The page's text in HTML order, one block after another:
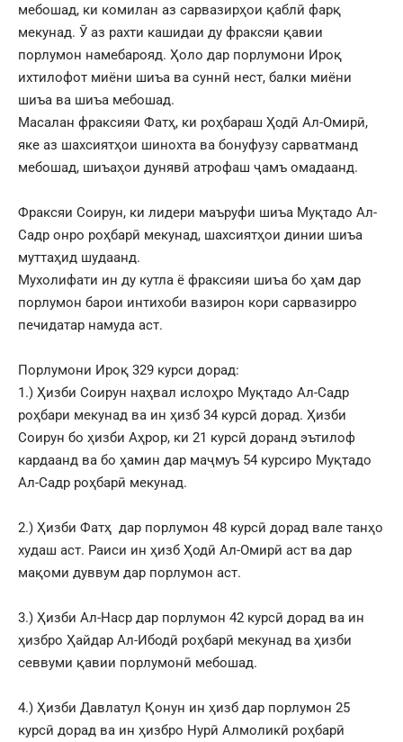
мебошад, ки комилан аз сарвазирҳои қаблӣ фарқ
мекунад. Ӯ аз рахти кашидаи ду фраксяи қавии
порлумон намебарояд. Ҳоло дар порлумони Ироқ
ихтилофот миёни шиъа ва суннӣ нест, балки миёни
шиъа ва шиъа мебошад.
Масалан фраксияи Фатҳ, ки роҳбараш Ҳодӣ Ал-Омирӣ,
яке аз шахсиятҳои шинохта ва бонуфузу сарватманд
мебошад, шиъаҳои дунявӣ атрофаш ҷамъ омадаанд.
Фраксяи Соирун, ки лидери маъруфи шиъа Муқтадо Ал-
Садр онро роҳбарӣ мекунад, шахсиятҳои динии шиъа
муттаҳид шудаанд.
Мухолифати ин ду кутла ё фраксияи шиъа бо ҳам дар
порлумон барои интихоби вазирон кори сарвазирро
печидатар намуда аст.
Порлумони Ироқ 329 курси дорад:
1.) Ҳизби Соирун наҳвал ислоҳро Муқтадо Ал-Садр
роҳбари мекунад ва ин ҳизб 34 курсӣ дорад. Ҳизби
Соирун бо ҳизби Аҳрор, ки 21 курсӣ доранд эътилоф
кардаанд ва бо ҳамин дар маҷмуъ 54 курсиро Муқтадо
Ал-Садр роҳбарӣ мекунад.
2.) Ҳизби Фатҳ дар порлумон 48 курсӣ дорад вале танҳо
худаш аст. Раиси ин ҳизб Ҳодӣ Ал-Омирӣ аст ва дар
мақоми дуввум дар порлумон аст.
3.) Ҳизби Ал-Наср дар порлумон 42 курсӣ дорад ва ин
ҳизбро Ҳайдар Ал-Ибодӣ роҳбарӣ мекунад ва ҳизби
севвуми қавии порлумонӣ мебошад.
4.) Ҳизби Давлатул Қонун ин ҳизб дар порлумон 25
курсӣ дорад ва ин ҳизбро Нурӣ Алмоликӣ роҳбарӣ